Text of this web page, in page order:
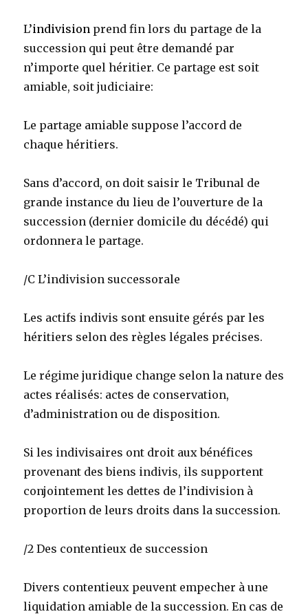
L’indivision prend fin lors du partage de la
succession qui peut être demandé par
n’importe quel héritier. Ce partage est soit
amiable, soit judiciaire:
Le partage amiable suppose l’accord de
chaque héritiers.
Sans d’accord, on doit saisir le Tribunal de
grande instance du lieu de l’ouverture de la
succession (dernier domicile du décédé) qui
ordonnera le partage.
/C L’indivision successorale
Les actifs indivis sont ensuite gérés par les
héritiers selon des règles légales précises.
Le régime juridique change selon la nature des
actes réalisés: actes de conservation,
d’administration ou de disposition.
Si les indivisaires ont droit aux bénéfices
provenant des biens indivis, ils supportent
conjointement les dettes de l’indivision à
proportion de leurs droits dans la succession.
/2 Des contentieux de succession
Divers contentieux peuvent empecher à une
liquidation amiable de la succession. En cas de